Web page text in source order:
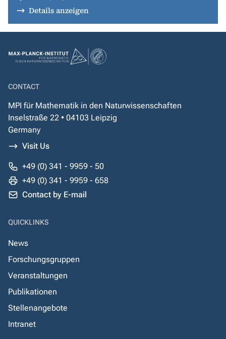
Details anzeigen
CONTACT
MPI für Mathematik in den Naturwissenschaften
Inselstraße 22 • 04103 Leipzig
Germany
Visit Us
+49 (0) 341 - 9959 - 50
+49 (0) 341 - 9959 - 658
Contact by E-mail
QUICKLINKS
News
Forschungsgruppen
Veranstaltungen
Publikationen
Stellenangebote
Intranet